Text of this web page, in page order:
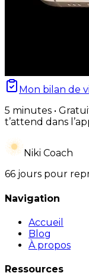
Mon bilan de
5 minutes •
t’attend dans
Niki Coach
66 jours pour
Navigation
Accueil
Blog
À propos
Ressources